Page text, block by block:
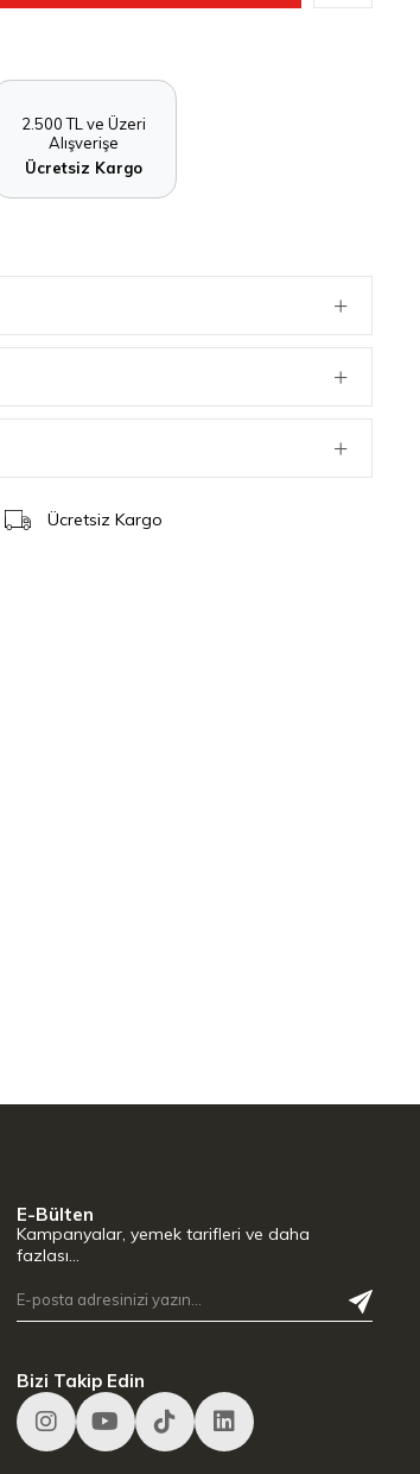
2.500 TL ve Üzeri
Alışverişe
Ücretsiz Kargo
Ücretsiz Kargo
E-Bülten
Kampanyalar, yemek tarifleri ve daha
fazlası…
Bizi Takip Edin